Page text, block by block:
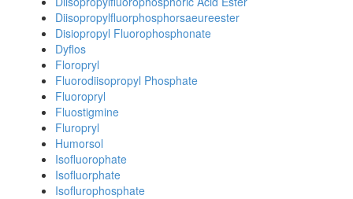
Diisopropylfluorphosphorsaeureester
Disiopropyl Fluorophosphonate
Dyflos
Floropryl
Fluorodiisopropyl Phosphate
Fluoropryl
Fluostigmine
Fluropryl
Humorsol
Isofluorophate
Isofluorphate
Isoflurophosphate